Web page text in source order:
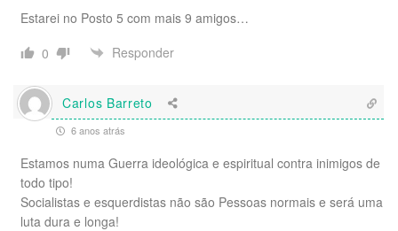
Estarei no Posto 5 com mais 9 amigos…
0
Responder
Carlos Barreto
6 anos atrás
Estamos numa Guerra ideológica e espiritual contra inimigos de
todo tipo!
Socialistas e esquerdistas não são Pessoas normais e será uma
luta dura e longa!